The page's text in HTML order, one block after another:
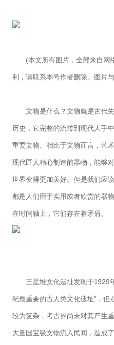
(本文所有图片，全部来自网
利，请联系本号作者删除。图片
文物是什么？文物就是古代
历史，它完整的流传到现代人手
重要文物。相比于文物而言，艺
现代匠人精心制造的器物，能够
世界变得更加美好。但是我们应
都是人们用于实用或者欣赏的器
在时间轴上，它们存在着矛盾。
三星堆文化遗址发现于1929
纪最重要的古人类文化遗址”，
较为复杂，考古界尚未对其产生
大量国宝级文物流入民间，造成